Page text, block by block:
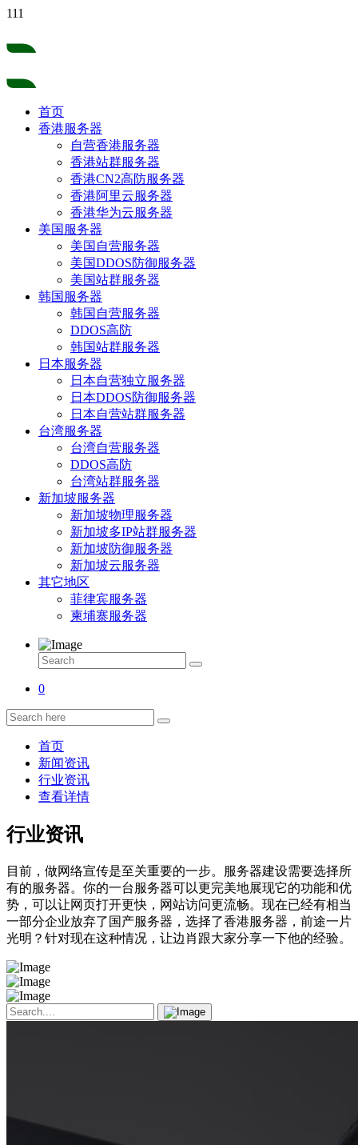
111
首页
香港服务器
自营香港服务器
香港站群服务器
香港CN2高防服务器
香港阿里云服务器
香港华为云服务器
美国服务器
美国自营服务器
美国DDOS防御服务器
美国站群服务器
韩国服务器
韩国自营服务器
DDOS高防
韩国站群服务器
日本服务器
日本自营独立服务器
日本DDOS防御服务器
日本自营站群服务器
台湾服务器
台湾自营服务器
DDOS高防
台湾站群服务器
新加坡服务器
新加坡物理服务器
新加坡多IP站群服务器
新加坡防御服务器
新加坡云服务器
其它地区
菲律宾服务器
柬埔寨服务器
0
首页
新闻资讯
行业资讯
查看详情
行业资讯
目前，做网络宣传是至关重要的一步。服务器建设需要选择所
有的服务器。你的一台服务器可以更完美地展现它的功能和优
势，可以让网页打开更快，网站访问更流畅。现在已经有相当
一部分企业放弃了国产服务器，选择了香港服务器，前途一片
光明？针对现在这种情况，让边肖跟大家分享一下他的经验。